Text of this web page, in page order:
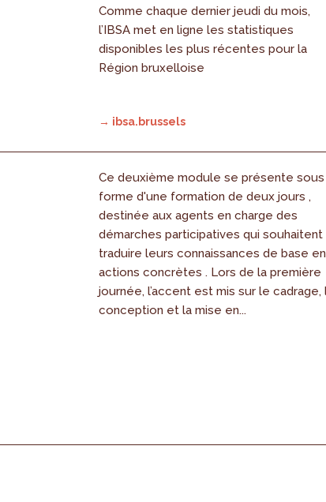
Comme chaque dernier jeudi du mois,
l’IBSA met en ligne les statistiques
disponibles les plus récentes pour la
Région bruxelloise
→ ibsa.brussels
Ce deuxième module se présente sous
forme d'une formation de deux jours ,
destinée aux agents en charge des
démarches participatives qui souhaitent
traduire leurs connaissances de base en
actions concrètes . Lors de la première
journée, l’accent est mis sur le cadrage,
conception et la mise en...